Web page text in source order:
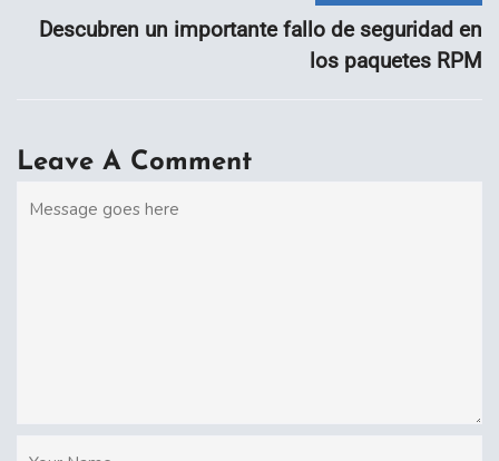
Descubren un importante fallo de seguridad en
los paquetes RPM
Leave A Comment